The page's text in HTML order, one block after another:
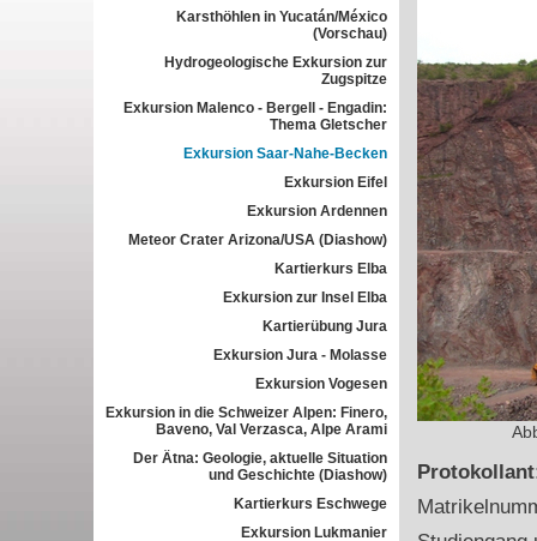
Karsthöhlen in Yucatán/México
(Vorschau)
Hydrogeologische Exkursion zur
Zugspitze
Exkursion Malenco - Bergell - Engadin:
Thema Gletscher
Exkursion Saar-Nahe-Becken
Exkursion Eifel
Exkursion Ardennen
Meteor Crater Arizona/USA (Diashow)
Kartierkurs Elba
Exkursion zur Insel Elba
Kartierübung Jura
Exkursion Jura - Molasse
Exkursion Vogesen
Exkursion in die Schweizer Alpen: Finero,
Baveno, Val Verzasca, Alpe Arami
Der Ätna: Geologie, aktuelle Situation
und Geschichte (Diashow)
Kartierkurs Eschwege
Exkursion Lukmanier